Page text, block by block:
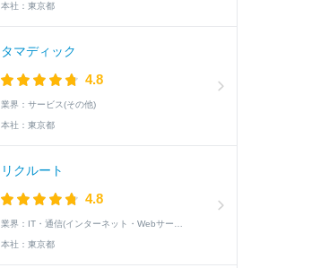
本社： 東京都
タマディック
4.8
業界： サービス(その他)
本社： 東京都
リクルート
4.8
業界：
本社： 東京都